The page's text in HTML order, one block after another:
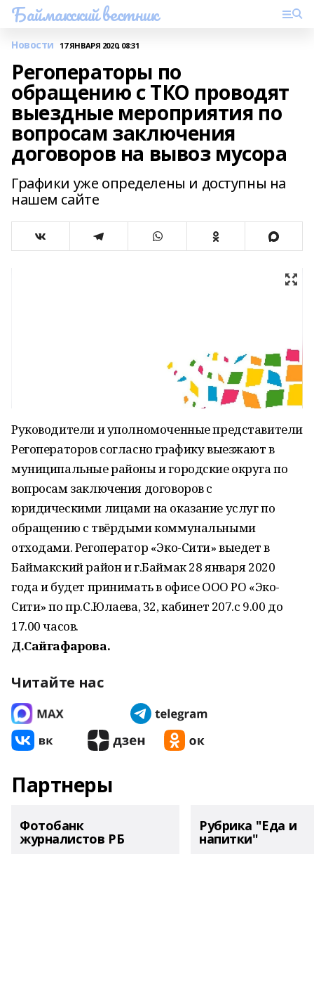
Баймакский вестник
Новости 17 ЯНВАРЯ 2020, 08:31
Регоператоры по
обращению с ТКО проводят
выездные мероприятия по
вопросам заключения
договоров на вывоз мусора
Графики уже определены и доступны на
нашем сайте
Руководители и уполномоченные представители
Регоператоров согласно графику выезжают в
муниципальные районы и городские округа по
вопросам заключения договоров с
юридическими лицами на оказание услуг по
обращению с твёрдыми коммунальными
отходами. Регоператор «Эко-Сити» выедет в
Баймакский район и г.Баймак 28 января 2020
года и будет принимать в офисе ООО РО «Эко-
Сити» по пр.С.Юлаева, 32, кабинет 207.с 9.00 до
17.00 часов.
Д.Сайгафарова.
Читайте нас
Партнеры
Фотобанк
журналистов РБ
Рубрика "Еда и
напитки"